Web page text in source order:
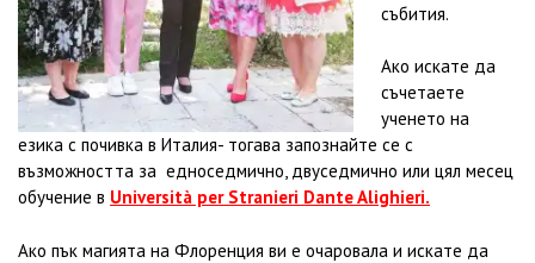
събития.
Ако искате да
съчетаете
ученето на
езика с почивка в Италия- тогава запознайте се с
възможността за едноседмично, двуседмично или цял месец
обучение в Università per Stranieri Dante Alighieri.
Ако пък магията на Флоренция ви е очаровала и искате да